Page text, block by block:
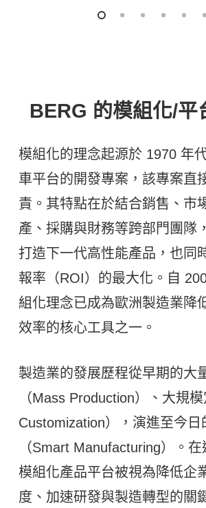
BERG 的模組化/平
模組化的理念起源於 1970 年
車平台的開發專案，該專案直
責。其特點在於結合銷售、市
產、採購與財務等跨部門團隊
打造下一代高性能產品，也同
報率（ROI）的最大化。自
組化理念已成為歐洲製造業降
效率的核心工具之一。
製造業的發展歷程從早期的大
（Mass Production）、大規
Customization），演進至今日
（Smart Manufacturing）。在
模組化產品平台被視為降低企
度、加速研發與製造轉型的關